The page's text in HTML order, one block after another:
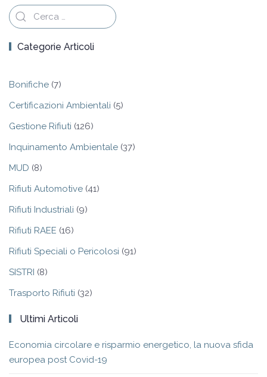
Categorie Articoli
Bonifiche (7)
Certificazioni Ambientali (5)
Gestione Rifiuti (126)
Inquinamento Ambientale (37)
MUD (8)
Rifiuti Automotive (41)
Rifiuti Industriali (9)
Rifiuti RAEE (16)
Rifiuti Speciali o Pericolosi (91)
SISTRI (8)
Trasporto Rifiuti (32)
Ultimi Articoli
Economia circolare e risparmio energetico, la nuova sfida
europea post Covid-19